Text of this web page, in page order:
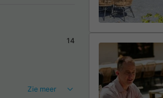
14
Zie meer